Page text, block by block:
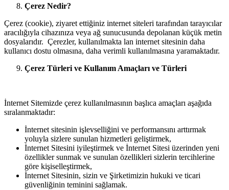
Çerez Nedir?
Çerez (cookie), ziyaret ettiğiniz internet siteleri tarafından tarayıcılar
aracılığıyla cihazınıza veya ağ sunucusunda depolanan küçük metin
dosyalarıdır. Çerezler, kullanılmakta lan internet sitesinin daha
kullanıcı dostu olmasına, daha verimli kullanılmasına yaramaktadır.
Çerez Türleri ve Kullanım Amaçları ve Türleri
İnternet Sitemizde çerez kullanılmasının başlıca amaçları aşağıda
sıralanmaktadır:
İnternet sitesinin işlevselliğini ve performansını arttırmak
yoluyla sizlere sunulan hizmetleri geliştirmek,
İnternet Sitesini iyileştirmek ve İnternet Sitesi üzerinden yeni
özellikler sunmak ve sunulan özellikleri sizlerin tercihlerine
göre kişiselleştirmek,
İnternet Sitesinin, sizin ve Şirketimizin hukuki ve ticari
güvenliğinin teminini sağlamak.